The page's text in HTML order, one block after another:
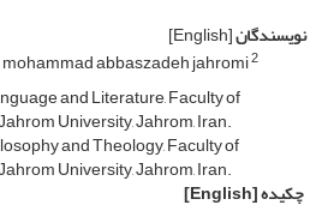
نویسندگان[English]
mohammad abbaszadeh jahromi2
and Literature, Faculty of
University, Jahrom, Iran.
and Theology, Faculty of
University, Jahrom, Iran.
چکیده[English]